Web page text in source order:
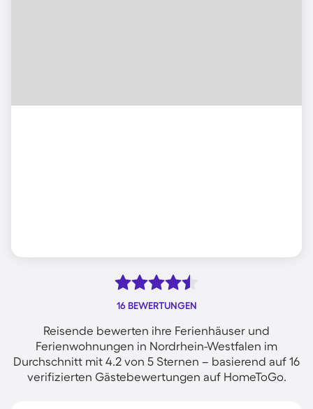
16 BEWERTUNGEN
Reisende bewerten ihre Ferienhäuser und
Ferienwohnungen in Nordrhein-Westfalen im
Durchschnitt mit 4.2 von 5 Sternen – basierend auf 16
verifizierten Gästebewertungen auf HomeToGo.